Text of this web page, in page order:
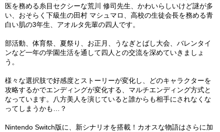
医を務める糸目セクシーな荒川 修司先生、かわいらしいけど謎が多
い、おそらく下級生の田村 マシュマロ、高校の生徒会長を務める青
白い肌の3年生、アオルタ先輩の四人です。
部活動、体育祭、夏祭り、お正月、うなぎとばし大会、バレンタイ
ンなど一年の学園生活を通して四人との交流を深めていきましょ
う。
様々な選択肢で好感度とストーリーが変化し、どのキャラクターを
攻略するかでエンディングが変化する、マルチエンディング方式と
なっています。八方美人を演じていると誰からも相手にされなくな
ってしまうかも…？
Nintendo Switch版に、新シナリオを搭載！カオスな物語はさらに加